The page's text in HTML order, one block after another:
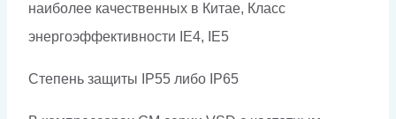
наиболее качественных в Китае, Класс
энергоэффективности IE4, IE5
Степень защиты IP55 либо IP65